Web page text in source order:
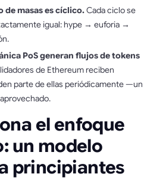
de masas es cíclico.Cada ciclo se
igual: hype → euforia →
PoS generan flujos de tokens
de Ethereum reciben
parte de ellas periódicamente —un
el enfoque
un modelo
principiantes